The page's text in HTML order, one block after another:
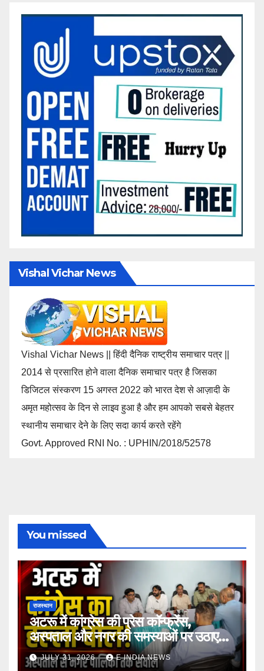
Vishal Vichar News
Vishal Vichar News || हिंदी दैनिक राष्ट्रीय समाचार पत्र ||
2014 से प्रसारित होने वाला दैनिक समाचार पत्र है जिसका
डिजिटल संस्करण 15 अगस्त 2022 को भारत देश से आज़ादी के
अमृत महोत्सव के दिन से लाइव हुआ है और हम आपको सबसे बेहतर
स्थानीय समाचार देने के लिए सदा कार्य करते रहेंगे
Govt. Approved RNI No. : UPHIN/2018/52578
You missed
राजस्थान
अटरू में कांग्रेस की प्रेस कॉन्फ्रेंस,
अस्पताल और नगर की समस्याओं पर उठाए
सवाल
JULY 31, 2026 E INDIA NEWS